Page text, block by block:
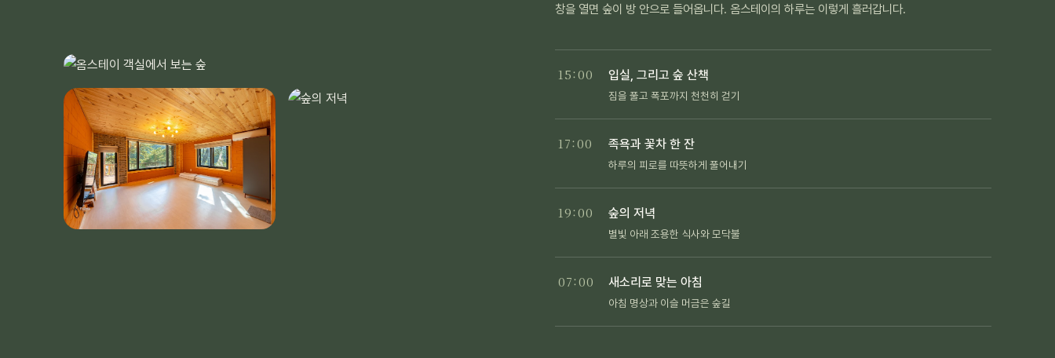
창을 열면 숲이 방 안으로 들어옵니다. 옴스테이의 하루는 이렇게 흘러갑니다.
15:00 입실, 그리고 숲 산책
짐을 풀고 폭포까지 천천히 걷기
17:00 족욕과 꽃차 한 잔
하루의 피로를 따뜻하게 풀어내기
19:00 숲의 저녁
별빛 아래 조용한 식사와 모닥불
07:00 새소리로 맞는 아침
아침 명상과 이슬 머금은 숲길